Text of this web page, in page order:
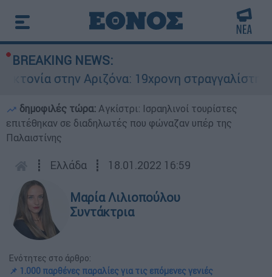
BREAKING NEWS:
Αριζόνα: 19χρονη στραγγαλίστηκε από
δημοφιλές τώρα: Αγκίστρι: Ισραηλινοί τουρίστες
επιτέθηκαν σε διαδηλωτές που φώναζαν υπέρ της
Παλαιστίνης
┋ Ελλάδα ┋ 18.01.2022 16:59
Μαρία Λιλιοπούλου
Συντάκτρια
Ενότητες στο άρθρο:
📌 1.000 παρθένες παραλίες για τις επόμενες γενιές